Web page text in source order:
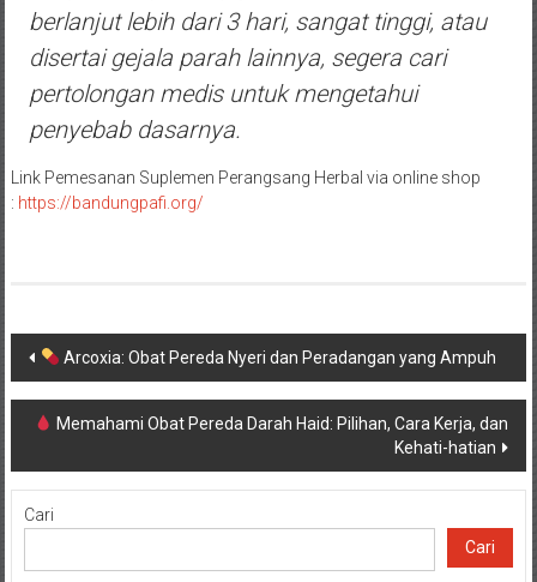
berlanjut lebih dari 3 hari, sangat tinggi, atau
disertai gejala parah lainnya, segera cari
pertolongan medis untuk mengetahui
penyebab dasarnya.
Link Pemesanan Suplemen Perangsang Herbal via online shop
: https://bandungpafi.org/
Navigasi
pos
Arcoxia: Obat Pereda Nyeri dan Peradangan yang Ampuh
Memahami Obat Pereda Darah Haid: Pilihan, Cara Kerja, dan
Kehati-hatian
Cari
Cari